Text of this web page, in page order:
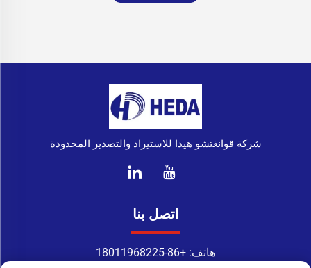
شركة قوانغتشو هيدا للاستيراد والتصدير المحدودة
اتصل بنا
هاتف: +86-18011968225